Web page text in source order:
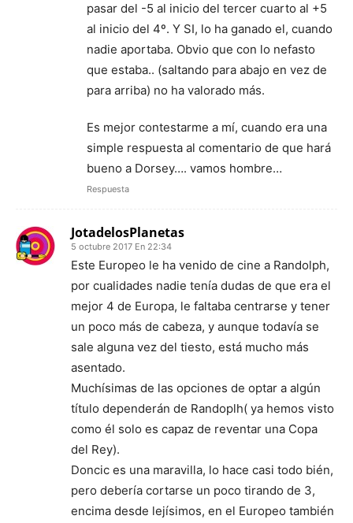
pasar del -5 al inicio del tercer cuarto al +5
al inicio del 4º. Y SI, lo ha ganado el, cuando
nadie aportaba. Obvio que con lo nefasto
que estaba.. (saltando para abajo en vez de
para arriba) no ha valorado más.
Es mejor contestarme a mí, cuando era una
simple respuesta al comentario de que hará
bueno a Dorsey…. vamos hombre…
Respuesta
JotadelosPlanetas
5 octubre 2017 En 22:34
Este Europeo le ha venido de cine a Randolph,
por cualidades nadie tenía dudas de que era el
mejor 4 de Europa, le faltaba centrarse y tener
un poco más de cabeza, y aunque todavía se
sale alguna vez del tiesto, está mucho más
asentado.
Muchísimas de las opciones de optar a algún
título dependerán de Randoplh( ya hemos visto
como él solo es capaz de reventar una Copa
del Rey).
Doncic es una maravilla, lo hace casi todo bién,
pero debería cortarse un poco tirando de 3,
encima desde lejísimos, en el Europeo también